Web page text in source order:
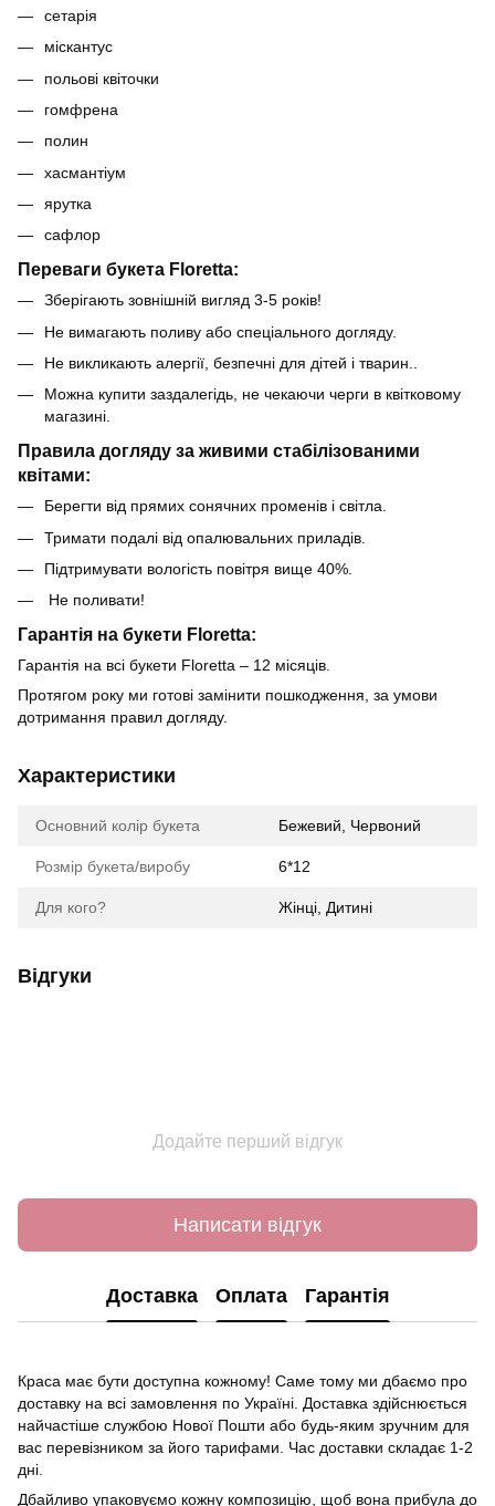
сетарія
міскантус
польові квіточки
гомфрена
полин
хасмантіум
ярутка
сафлор
Переваги букета Floretta:
Зберігають зовнішній вигляд 3-5 років!
Не вимагають поливу або спеціального догляду.
Не викликають алергії, безпечні для дітей і тварин..
Можна купити заздалегідь, не чекаючи черги в квітковому
магазині.
Правила догляду за живими стабілізованими
квітами:
Берегти від прямих сонячних променів і світла.
Тримати подалі від опалювальних приладів.
Підтримувати вологість повітря вище 40%.
Не поливати!
Гарантія на букети Floretta:
Гарантія на всі букети Floretta – 12 місяців.
Протягом року ми готові замінити пошкодження, за умови
дотримання правил догляду.
Характеристики
Основний колір букета Бежевий, Червоний
Розмір букета/виробу 6*12
Для кого? Жінці, Дитині
Відгуки
Додайте перший відгук
Написати відгук
Доставка Оплата Гарантія
Краса має бути доступна кожному! Саме тому ми дбаємо про
доставку на всі замовлення по Україні. Доставка здійснюється
найчастіше службою Нової Пошти або будь-яким зручним для
вас перевізником за його тарифами. Час доставки складає 1-2
дні.
Дбайливо упаковуємо кожну композицію, щоб вона прибула до